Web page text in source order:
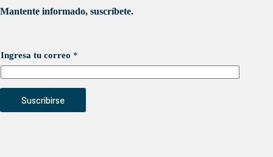
Mantente informado, suscríbete.
Ingresa tu correo *
Suscribirse